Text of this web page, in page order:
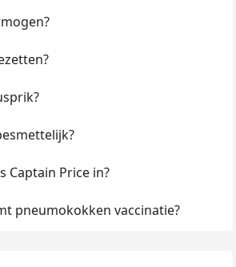
Captain Price in?
pneumokokken vaccinatie?